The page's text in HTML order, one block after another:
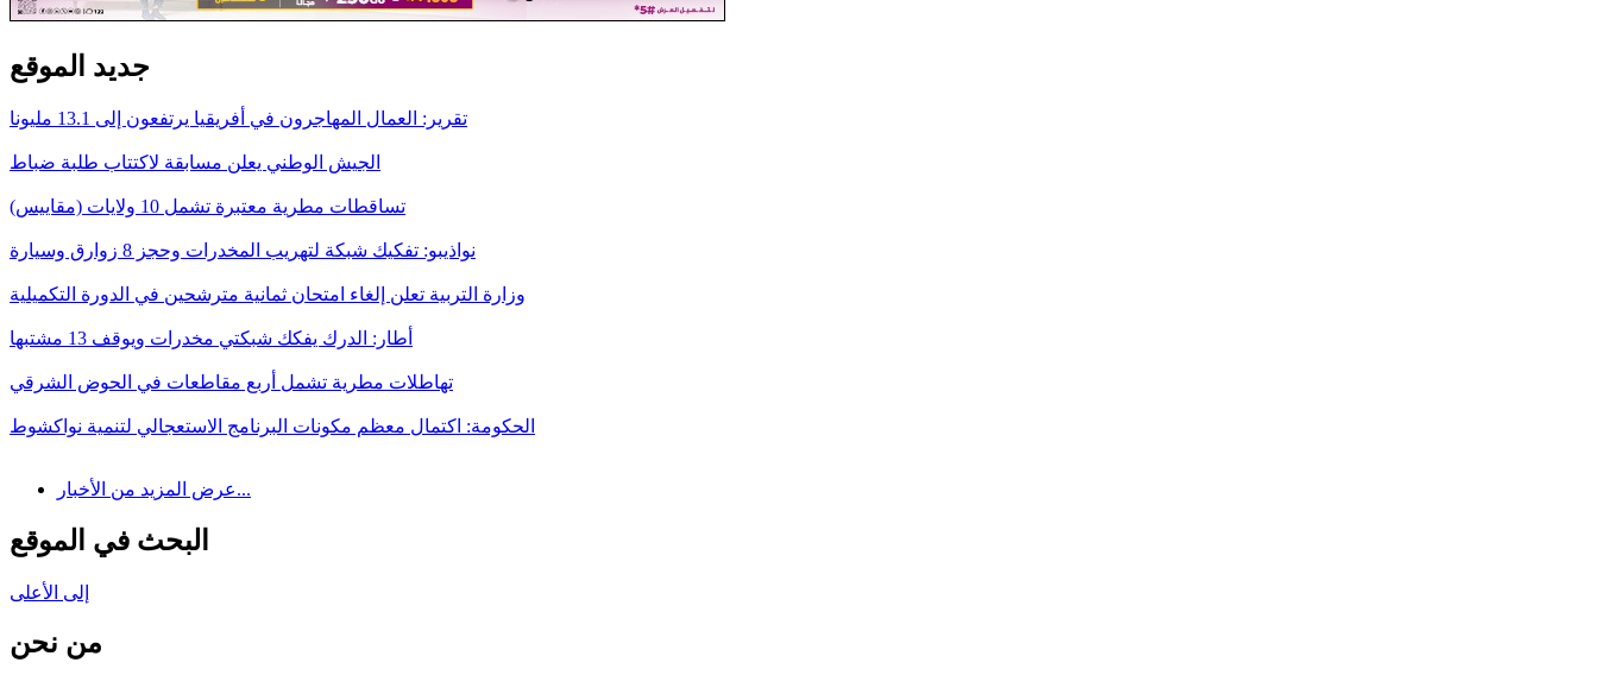
جديد الموقع
تقرير: العمال المهاجرون في أفريقيا يرتفعون إلى 13.1 مليونا
الجيش الوطني يعلن مسابقة لاكتتاب طلبة ضباط
تساقطات مطرية معتبرة تشمل 10 ولايات (مقاييس)
نواذيبو: تفكيك شبكة لتهريب المخدرات وحجز 8 زوارق وسيارة
وزارة التربية تعلن إلغاء امتحان ثمانية مترشحين في الدورة التكميلية
أطار: الدرك يفكك شبكتي مخدرات ويوقف 13 مشتبها
تهاطلات مطرية تشمل أربع مقاطعات في الحوض الشرقي
الحكومة: اكتمال معظم مكونات البرنامج الاستعجالي لتنمية نواكشوط
عرض المزيد من الأخبار...
البحث في الموقع
إلى الأعلى
من نحن